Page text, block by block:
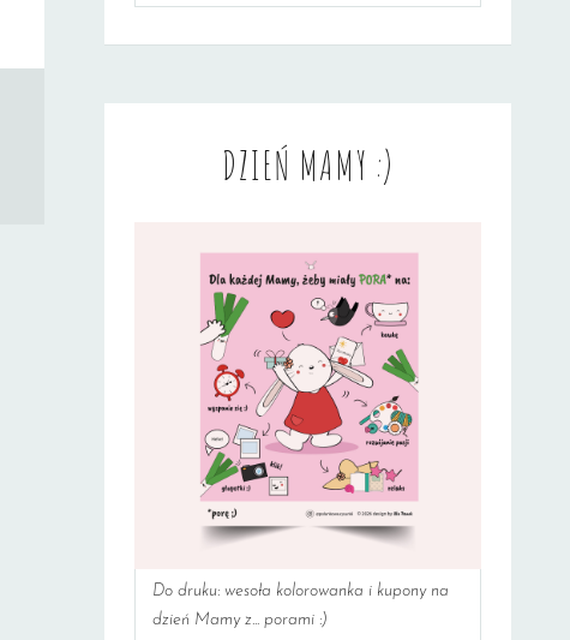
DZIEŃ MAMY :)
Do druku: wesoła kolorowanka i kupony na
dzień Mamy z... porami :)